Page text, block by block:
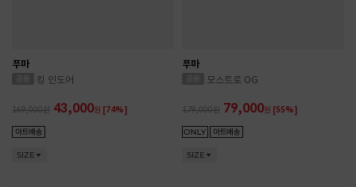
푸마
킹 인도어
169,000 43,000원 [74%]
SIZE
푸마
모스트로 OG
179,000 79,000원 [55%]
SIZE